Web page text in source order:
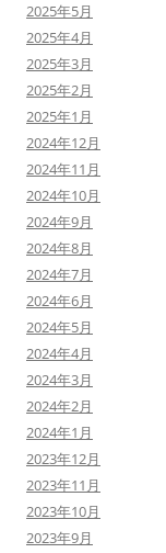
2025年5月
2025年4月
2025年3月
2025年2月
2025年1月
2024年12月
2024年11月
2024年10月
2024年9月
2024年8月
2024年7月
2024年6月
2024年5月
2024年4月
2024年3月
2024年2月
2024年1月
2023年12月
2023年11月
2023年10月
2023年9月